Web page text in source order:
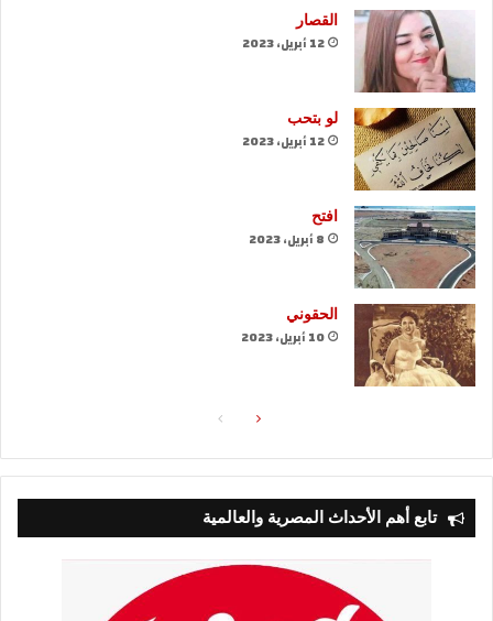
القصار
12 أبريل، 2023
لو بتحب
12 أبريل، 2023
افتح
8 أبريل، 2023
الحقوني
10 أبريل، 2023
الصفحةالصفحة
تابع أهم الأحداث المصرية والعالمية